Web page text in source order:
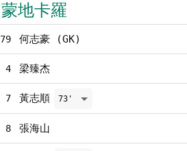
蒙地卡羅
79 何志豪 (GK)
4 梁臻杰
7 黃志順 73'
8 張海山